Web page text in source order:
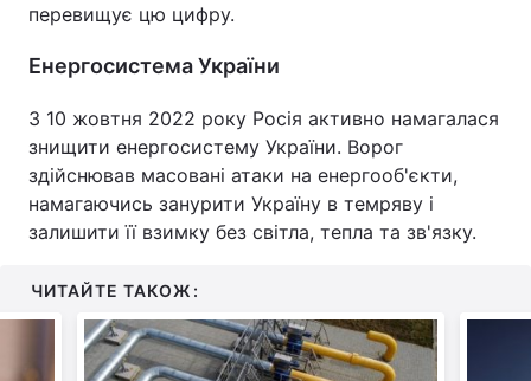
перевищує цю цифру.
Енергосистема України
З 10 жовтня 2022 року Росія активно намагалася
знищити енергосистему України. Ворог
здійснював масовані атаки на енергооб'єкти,
намагаючись занурити Україну в темряву і
залишити її взимку без світла, тепла та зв'язку.
ЧИТАЙТЕ ТАКОЖ: